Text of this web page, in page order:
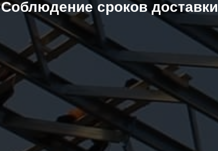
Соблюдение сроков доставки